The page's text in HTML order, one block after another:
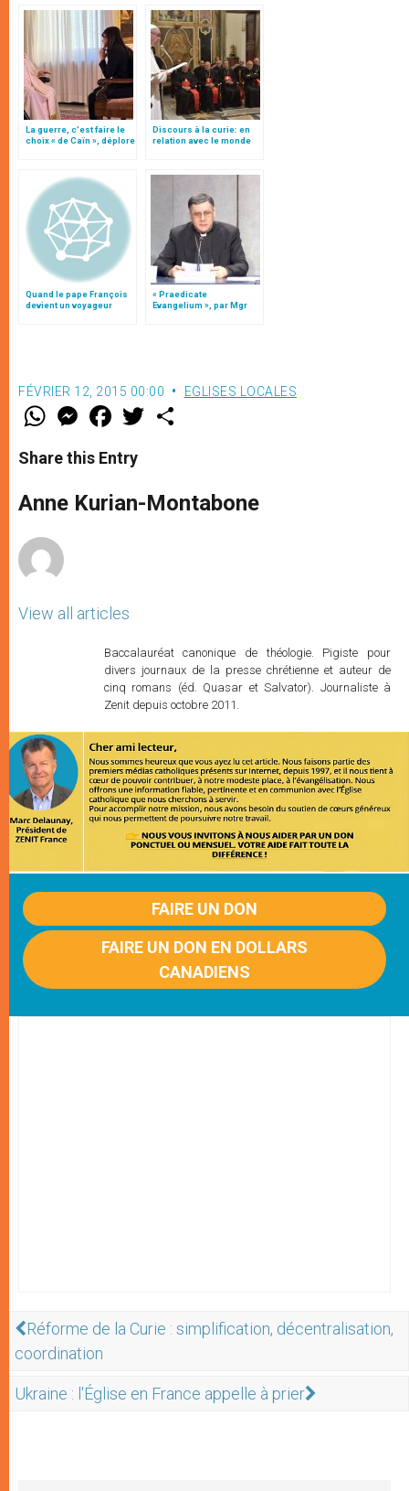
La guerre, c’est faire le
choix « de Caïn », déplore
Discours à la curie: en
relation avec le monde
(texte intégral)
Quand le pape François
devient un voyageur
« Praedicate
Evangelium », par Mgr
Marco Mellino (2/2)
FÉVRIER 12, 2015 00:00 EGLISES LOCALES
W
t
s
p
p
M
e
s
e
g
e
F
a
e
b
o
k
w
r
Share this Entry
Anne Kurian-Montabone
View all articles
Baccalauréat canonique de théologie. Pigiste pour
divers journaux de la presse chrétienne et auteur de
cinq romans (éd. Quasar et Salvator). Journaliste à
Zenit depuis octobre 2011.
FAIRE UN DON
FAIRE UN DON EN DOLLARS
CANADIENS
Réforme de la Curie : simplification, décentralisation,
coordination
Ukraine : l'Église en France appelle à prier